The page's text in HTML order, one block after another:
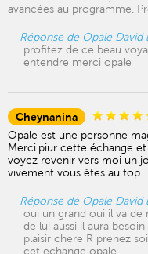
avancées au programme.
Réponse de Opale
profitez de ce beau
entendre merci opale
Cheynanina
Opale est une personne
Merci.piur cette échange
voyez revenir vers moi un
vivement vous êtes au top
Réponse de Opale David
oui un grand oui il va
de lui aussi il aura
plaisir chere R prenez
cet echange opale